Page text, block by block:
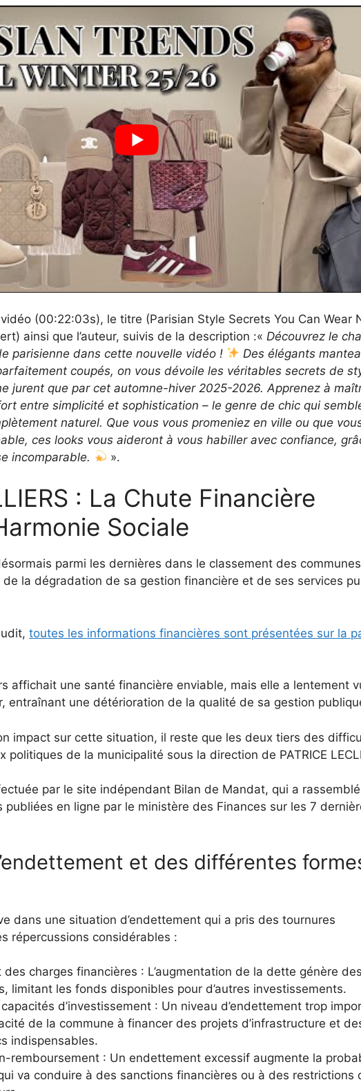
(00:22:03s), le titre (Parisian Style Secrets You Can Wear
ainsi que l’auteur, suivis de la description :« Découvrez le
parisienne dans cette nouvelle vidéo !
Des élégants
coupés, on vous dévoile les véritables secrets de
jurent que par cet automne-hiver 2025-2026. Apprenez à
entre simplicité et sophistication – le genre de chic qui
naturel. Que vous vous promeniez en ville ou que
ces looks vous aideront à vous habiller avec confiance,
incomparable.
».
: La Chute Financière
Sociale
parmi les dernières dans le classement des communes
la dégradation de sa gestion financière et de ses services
toutes les informations financières sont présentées sur la
affichait une santé financière enviable, mais elle a lentement
entraînant une détérioration de la qualité de sa gestion
impact sur cette situation, il reste que les deux tiers des
politiques de la municipalité sous la direction de PATRICE
par le site indépendant Bilan de Mandat, qui a
en ligne par le ministère des Finances sur les 7
et des différentes
dans une situation d’endettement qui a pris des tournures
répercussions considérables :
des charges financières : L’augmentation de la dette génère
limitant les fonds disponibles pour d’autres investissements.
d’investissement : Un niveau d’endettement trop
de la commune à financer des projets d’infrastructure et
indispensables.
remboursement : Un endettement excessif augmente la
va conduire à des sanctions financières ou à des restrictions